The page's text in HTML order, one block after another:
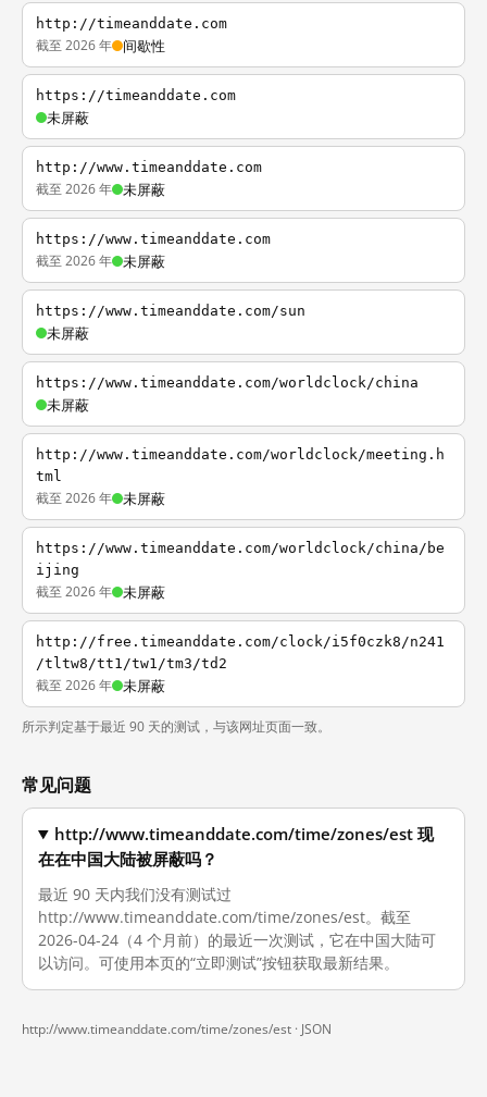
http://timeanddate.com
截至 2026 年 间歇性
https://timeanddate.com
未屏蔽
http://www.timeanddate.com
截至 2026 年 未屏蔽
https://www.timeanddate.com
截至 2026 年 未屏蔽
https://www.timeanddate.com/sun
未屏蔽
https://www.timeanddate.com/worldclock/china
未屏蔽
http://www.timeanddate.com/worldclock/meeting.h
tml
截至 2026 年 未屏蔽
https://www.timeanddate.com/worldclock/china/be
ijing
截至 2026 年 未屏蔽
http://free.timeanddate.com/clock/i5f0czk8/n241
/tltw8/tt1/tw1/tm3/td2
截至 2026 年 未屏蔽
所示判定基于最近 90 天的测试，与该网址页面一致。
常见问题
http://www.timeanddate.com/time/zones/est 现
在在中国大陆被屏蔽吗？
最近 90 天内我们没有测试过
http://www.timeanddate.com/time/zones/est。截至
2026-04-24（4 个月前）的最近一次测试，它在中国大陆可
以访问。可使用本页的“立即测试”按钮获取最新结果。
http://www.timeanddate.com/time/zones/est · JSON